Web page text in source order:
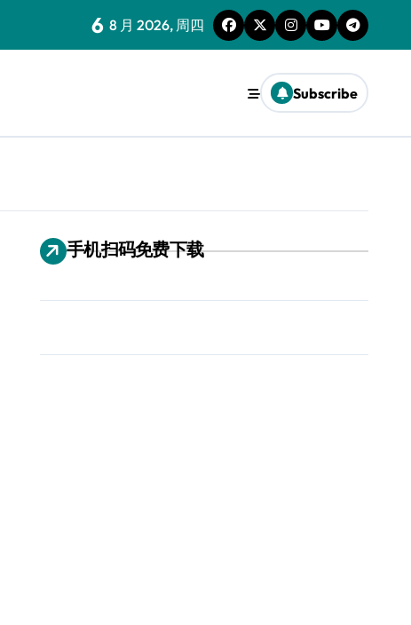
6 8 月 2026, 周四
Subscribe
手机扫码免费下载